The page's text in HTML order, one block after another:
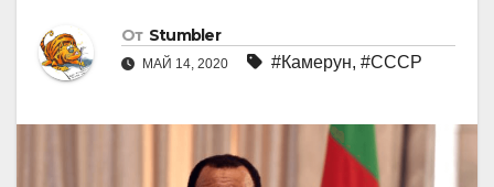
От Stumbler
МАЙ 14, 2020 #Камерун, #СССР